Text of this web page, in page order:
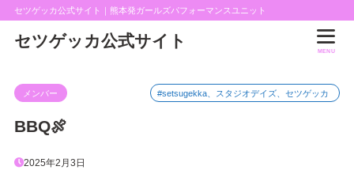
セツゲッカ公式サイト｜熊本発ガールズパフォーマンスユニット
セツゲッカ公式サイト
MENU
メンバー #setsugekka、スタジオデイズ、セツゲッカ
BBQ🍖
2025年2月3日